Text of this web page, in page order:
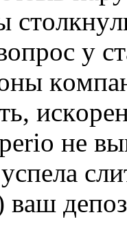
y
нe